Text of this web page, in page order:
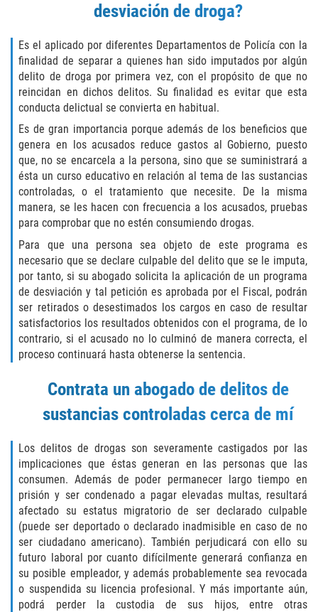
STATUTORY RAPE
THEFT
BURGLARY
EMBEZZLEMENT
GRAND THEFT
PETTY THEFT
RECEIVING STOLEN PROPERTY
ROBBERY
SHOPLIFTING
OTHER PRACTICE AREAS
RECENT CASE RESULTS
Testimonials
Blog
Contact Us
VISTA CRIMINAL ATTORNEY
desviación de droga?
Es el aplicado por diferentes Departamentos de Policía con la
finalidad de separar a quienes han sido imputados por algún
delito de droga por primera vez, con el propósito de que no
reincidan en dichos delitos. Su finalidad es evitar que esta
conducta delictual se convierta en habitual.
Es de gran importancia porque además de los beneficios que
genera en los acusados reduce gastos al Gobierno, puesto
que, no se encarcela a la persona, sino que se suministrará a
ésta un curso educativo en relación al tema de las sustancias
controladas, o el tratamiento que necesite. De la misma
manera, se les hacen con frecuencia a los acusados, pruebas
para comprobar que no estén consumiendo drogas.
Para que una persona sea objeto de este programa es
necesario que se declare culpable del delito que se le imputa,
por tanto, si su abogado solicita la aplicación de un programa
de desviación y tal petición es aprobada por el Fiscal, podrán
ser retirados o desestimados los cargos en caso de resultar
satisfactorios los resultados obtenidos con el programa, de lo
contrario, si el acusado no lo culminó de manera correcta, el
proceso continuará hasta obtenerse la sentencia.
Contrata un abogado de delitos de
sustancias controladas cerca de mí
Los delitos de drogas son severamente castigados por las
implicaciones que éstas generan en las personas que las
consumen. Además de poder permanecer largo tiempo en
prisión y ser condenado a pagar elevadas multas, resultará
afectado su estatus migratorio de ser declarado culpable
(puede ser deportado o declarado inadmisible en caso de no
ser ciudadano americano). También perjudicará con ello su
futuro laboral por cuanto difícilmente generará confianza en
su posible empleador, y además probablemente sea revocada
o suspendida su licencia profesional. Y más importante aún,
podrá perder la custodia de sus hijos, entre otras